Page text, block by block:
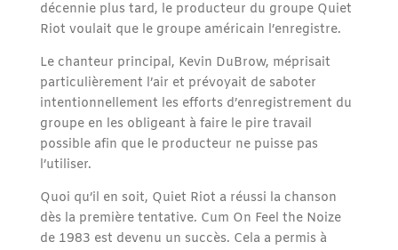
décennie plus tard, le producteur du groupe Quiet
Riot voulait que le groupe américain l’enregistre.
Le chanteur principal, Kevin DuBrow, méprisait
particulièrement l’air et prévoyait de saboter
intentionnellement les efforts d’enregistrement du
groupe en les obligeant à faire le pire travail
possible afin que le producteur ne puisse pas
l’utiliser.
Quoi qu’il en soit, Quiet Riot a réussi la chanson
dès la première tentative. Cum On Feel the Noize
de 1983 est devenu un succès. Cela a permis à